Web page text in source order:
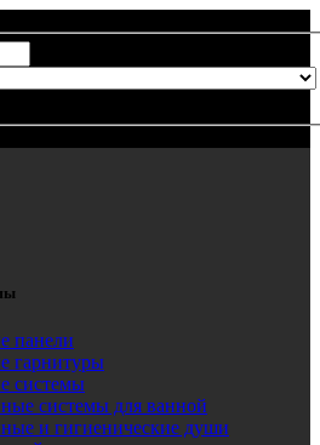
панели
гарнитуры
системы
системы для ванной
и гигиенические души